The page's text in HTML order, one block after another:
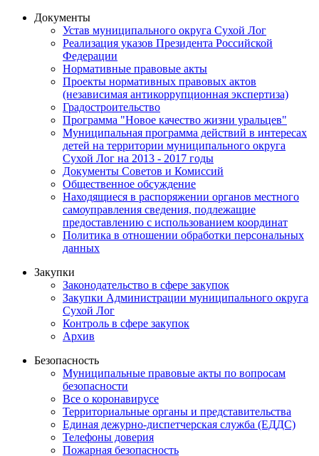
Документы
Устав муниципального округа Сухой Лог
Реализация указов Президента Российской
Федерации
Нормативные правовые акты
Проекты нормативных правовых актов
(независимая антикоррупционная экспертиза)
Градостроительство
Программа "Новое качество жизни уральцев"
Муниципальная программа действий в интересах
детей на территории муниципального округа
Сухой Лог на 2013 - 2017 годы
Документы Советов и Комиссий
Общественное обсуждение
Находящиеся в распоряжении органов местного
самоуправления сведения, подлежащие
предоставлению с использованием координат
Политика в отношении обработки персональных
данных
Закупки
Законодательство в сфере закупок
Закупки Администрации муниципального округа
Сухой Лог
Контроль в сфере закупок
Архив
Безопасность
Муниципальные правовые акты по вопросам
безопасности
Все о коронавирусе
Территориальные органы и представительства
Единая дежурно-диспетчерская служба (ЕДДС)
Телефоны доверия
Пожарная безопасность